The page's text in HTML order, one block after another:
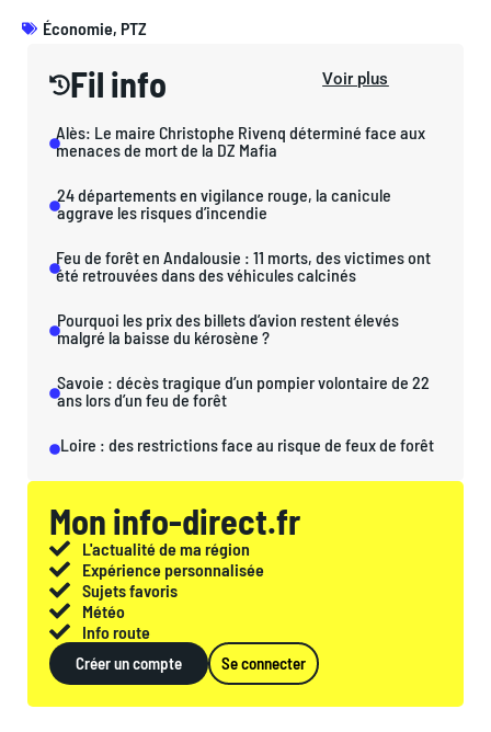
Économie, PTZ
Fil info Voir plus
Alès: Le maire Christophe Rivenq déterminé face aux
menaces de mort de la DZ Mafia
24 départements en vigilance rouge, la canicule
aggrave les risques d’incendie
Feu de forêt en Andalousie : 11 morts, des victimes ont
été retrouvées dans des véhicules calcinés
Pourquoi les prix des billets d’avion restent élevés
malgré la baisse du kérosène ?
Savoie : décès tragique d’un pompier volontaire de 22
ans lors d’un feu de forêt
Loire : des restrictions face au risque de feux de forêt
Mon info-direct.fr
L'actualité de ma région
Expérience personnalisée
Sujets favoris
Météo
Info route
Créer un compte Se connecter